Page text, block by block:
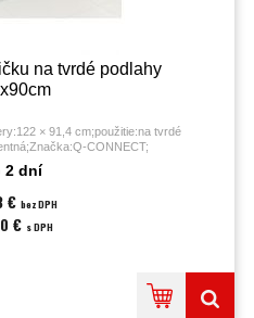
na tvrdé podlahy
× 91,4 cm;použitie:na tvrdé
CONNECT;
2 dní
€ bez DPH
€ s DPH